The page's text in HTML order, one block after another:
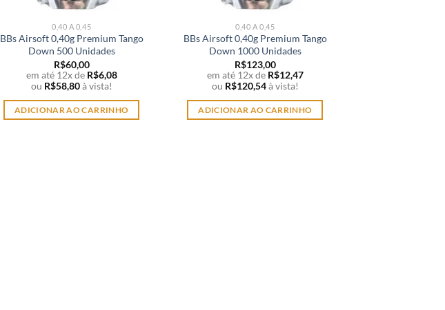
0,40 A 0,45
BBs Airsoft 0,40g Premium Tango
Down 500 Unidades
R$60,00
em até 12x de R$6,08
ou R$58,80à vista!
ADICIONAR AO CARRINHO
0,40 A 0,45
BBs Airsoft 0,40g Premium Tango
Down 1000 Unidades
R$123,00
em até 12x de R$12,47
ou R$120,54à vista!
ADICIONAR AO CARRINHO